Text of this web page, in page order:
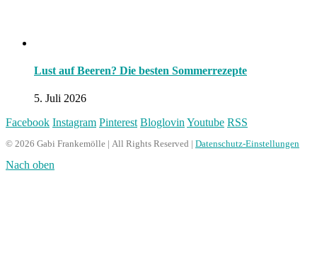
Lust auf Beeren? Die besten Sommerrezepte
5. Juli 2026
Facebook Instagram Pinterest Bloglovin Youtube RSS
© 2026 Gabi Frankemölle | All Rights Reserved | Datenschutz-Einstellungen
Nach oben